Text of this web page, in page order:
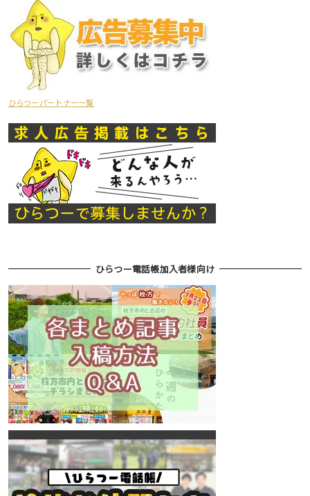
ひらつーパートナー一覧
ひらつー電話帳加入者様向け